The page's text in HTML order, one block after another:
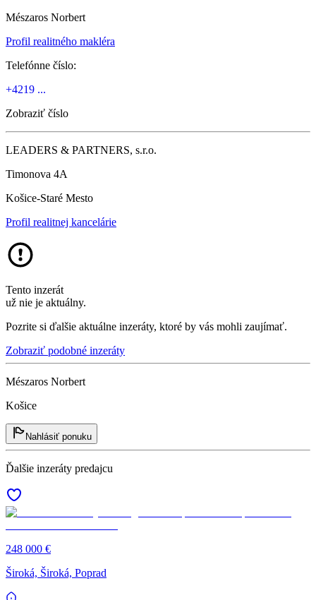
Mészaros Norbert
Profil realitného makléra
Telefónne číslo:
+4219 ...
Zobraziť číslo
LEADERS & PARTNERS, s.r.o.
Timonova 4A
Košice-Staré Mesto
Profil realitnej kancelárie
Tento inzerát
už nie je aktuálny.
Pozrite si ďalšie aktuálne inzeráty, ktoré by vás mohli zaujímať.
Zobraziť podobné inzeráty
Mészaros Norbert
Košice
Nahlásiť ponuku
Ďalšie inzeráty predajcu
248 000 €
Široká, Široká, Poprad